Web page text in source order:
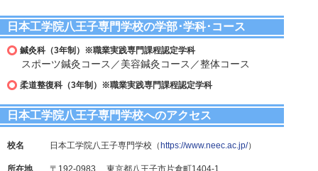
日本工学院八王子専門学校の学部･学科･コース
鍼灸科（3年制）※職業実践専門課程認定学科
スポーツ鍼灸コース／美容鍼灸コース／整体コース
柔道整復科（3年制）※職業実践専門課程認定学科
日本工学院八王子専門学校へのアクセス
校名 日本工学院八王子専門学校（ https://www.neec.ac.jp/）